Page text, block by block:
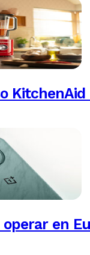
operar en